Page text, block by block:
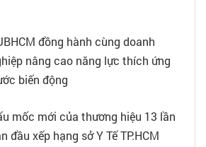
đồng hành cùng doanh
nâng cao năng lực thích ứng
biến động
mốc mới của thương hiệu 13 lần
đầu xếp hạng sở Y Tế TP.HCM